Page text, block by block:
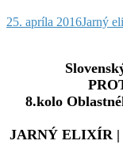
25. apríla 2016Jarný
8.kolo
JARNÝ ELIXÍR |